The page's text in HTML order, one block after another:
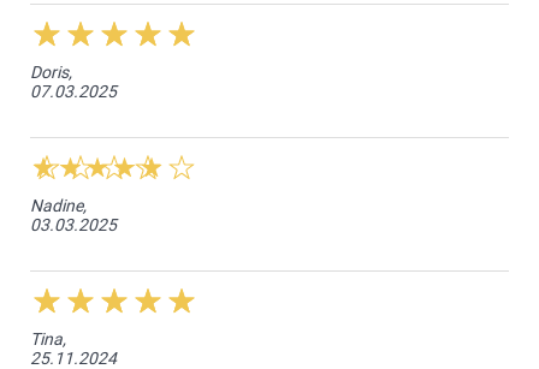
Doris,
07.03.2025
Nadine,
03.03.2025
Tina,
25.11.2024